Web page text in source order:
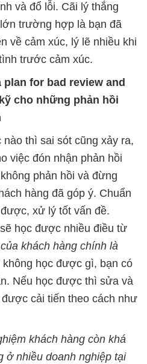
và đổ lỗi. Cãi lý thắng
trường hợp là bạn đã
về cảm xúc, lý lẽ nhiều khi
trước cảm xúc.
plan for bad review and
cho những phản hồi
thì sai sót cũng xảy ra,
việc đón nhận phản hồi
phản hồi và đừng
hàng đã góp ý. Chuẩn
xử lý tốt vấn đề.
học được nhiều điều từ
khách hàng chính là
không học được gì, bạn có
Nếu học được thì sửa và
cải tiến theo cách như
khách hàng còn khá
ở nhiều doanh nghiệp tại